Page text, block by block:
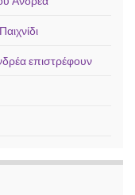
Παιχνίδι
επιστρέφουν